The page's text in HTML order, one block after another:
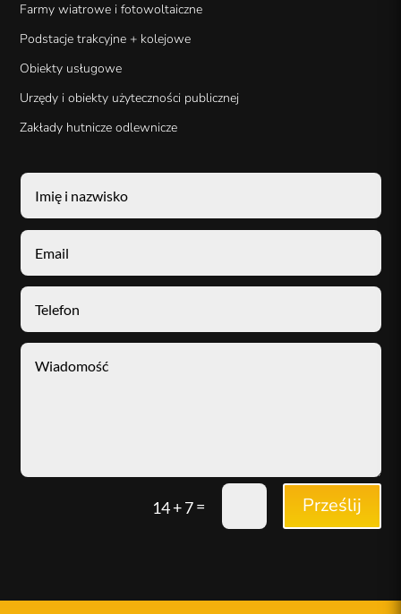
Farmy wiatrowe i fotowoltaiczne
Podstacje trakcyjne + kolejowe
Obiekty usługowe
Urzędy i obiekty użyteczności publicznej
Zakłady hutnicze odlewnicze
14 + 7= Prześlij